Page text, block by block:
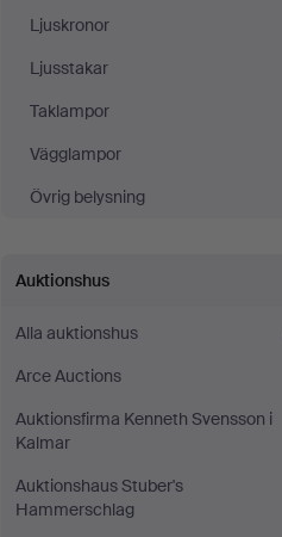
Ljuskronor
Ljusstakar
Taklampor
Vägglampor
Övrig belysning
Auktionshus
Alla auktionshus
Arce Auctions
Auktionsfirma Kenneth Svensson i
Kalmar
Auktionshaus Stuber's
Hammerschlag